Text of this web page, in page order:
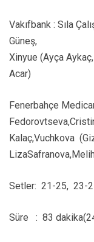
Vakıfbank : Sıla
Güneş,
Xinyue (Ayça
Acar)
Fenerbahçe
Kalaç,Vuchkova
Setler: 21-25, 23-
Süre : 83